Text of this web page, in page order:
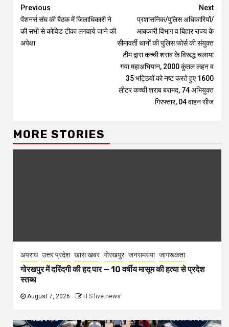
Continue
Reading
Previous
पेंशनर्स संघ की बैठक में जिलाधिकारी ने
की सभी से कोविड टीका लगवाये जाने की
अपेक्षा
Next
प्रशासनिक/पुलिस अधिकारियों/
आबकारी विभाग व बिहार राज्य के
सीमावर्ती थानों की पुलिस फोर्स की संयुक्त
टीम द्वारा कच्ची शराब के विरूद्ध चलाया
गया महाअभियान, 2000 कुंतल लहन व
35 भट्ठियों को नष्ट करते हुए 1600
लीटर कच्ची शराब बरामद, 74 अभियुक्त
गिरफ्तार, 04 वाहन सीज
MORE STORIES
अपराध उत्तर प्रदेश खास खबर गोरखपुर जनसमस्या जागरूकता
गोरखपुर में दरिंदगी की हद पार — 10 वर्षीय मासूम की हत्या से प्रदेश
स्तब्ध
August 7, 2026 H S live news